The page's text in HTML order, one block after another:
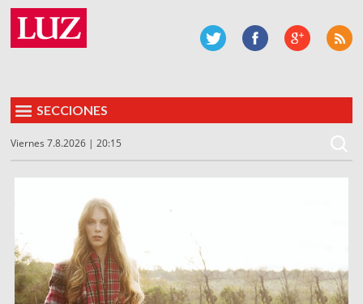
SECCIONES
Viernes 7.8.2026 | 20:15